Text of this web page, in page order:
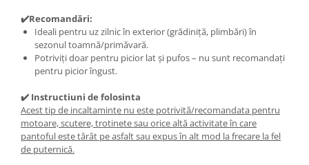
✔️Recomandări:
Ideali pentru uz zilnic în exterior (grădiniță, plimbări) în
sezonul toamnă/primăvară.
Potriviți doar pentru picior lat și pufos – nu sunt recomandați
pentru picior îngust.
✔️ Instructiuni de folosinta
Acest tip de incaltaminte nu este potrivită/recomandata pentru
motoare, scutere, trotinete sau orice altă activitate în care
pantoful este târât pe asfalt sau expus în alt mod la frecare la fel
de puternică.